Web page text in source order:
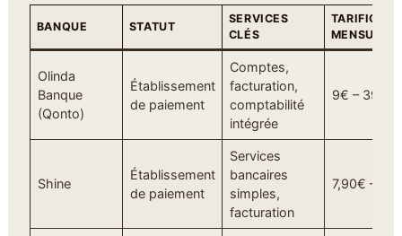
BANQUE STATUT
SERVICES
CLÉS
Olinda
Banque
(Qonto)
Établissement
de paiement
Comptes,
facturation,
comptabilité
intégrée
9€ – 39€
Shine
Établissement
de paiement
Services
bancaires
simples,
facturation
7,90€ –